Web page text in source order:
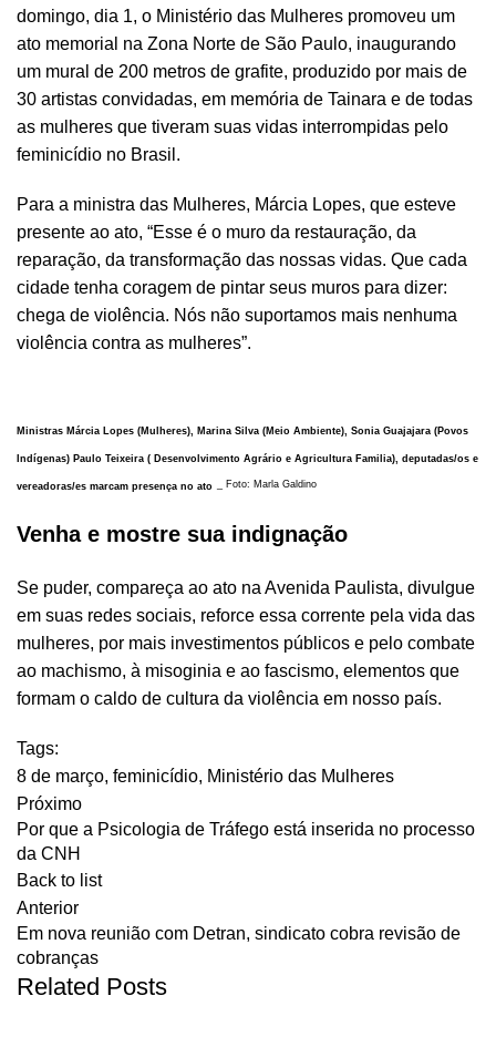
domingo, dia 1, o Ministério das Mulheres promoveu um
ato memorial na Zona Norte de São Paulo, inaugurando
um mural de 200 metros de grafite, produzido por mais de
30 artistas convidadas, em memória de Tainara e de todas
as mulheres que tiveram suas vidas interrompidas pelo
feminicídio no Brasil.
Para a ministra das Mulheres, Márcia Lopes, que esteve
presente ao ato, “Esse é o muro da restauração, da
reparação, da transformação das nossas vidas. Que cada
cidade tenha coragem de pintar seus muros para dizer:
chega de violência. Nós não suportamos mais nenhuma
violência contra as mulheres”.
Ministras Márcia Lopes (Mulheres), Marina Silva (Meio Ambiente), Sonia Guajajara (Povos
Indígenas) Paulo Teixeira ( Desenvolvimento Agrário e Agricultura Familia), deputadas/os e
vereadoras/es marcam presença no ato _ Foto: Marla Galdino
Venha e mostre sua indignação
Se puder, compareça ao ato na Avenida Paulista, divulgue
em suas redes sociais, reforce essa corrente pela vida das
mulheres, por mais investimentos públicos e pelo combate
ao machismo, à misoginia e ao fascismo, elementos que
formam o caldo de cultura da violência em nosso país.
Tags:
8 de março, feminicídio, Ministério das Mulheres
Próximo
Por que a Psicologia de Tráfego está inserida no processo
da CNH
Back to list
Anterior
Em nova reunião com Detran, sindicato cobra revisão de
cobranças
Related Posts